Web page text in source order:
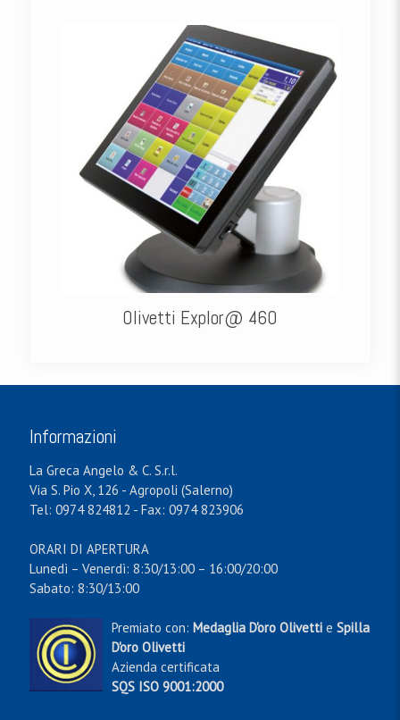
Olivetti Explor@ 460
Informazioni
La Greca Angelo & C. S.r.l.
Via S. Pio X, 126 - Agropoli (Salerno)
Tel: 0974 824812 - Fax: 0974 823906
ORARI DI APERTURA
Lunedì – Venerdì: 8:30/13:00 – 16:00/20:00
Sabato: 8:30/13:00
Premiato con: Medaglia D'oro Olivetti e Spilla
D'oro Olivetti
Azienda certificata
SQS ISO 9001:2000